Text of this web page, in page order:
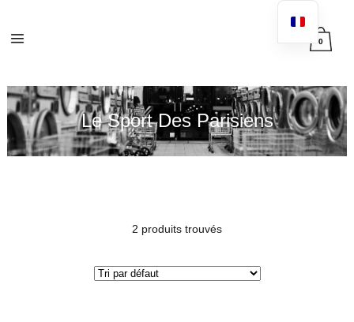
0
Le Sport Des Parisiens
2 produits trouvés